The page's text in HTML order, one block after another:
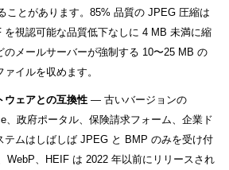
ことがあります。85% 品質の JPEG 圧縮は
を視認可能な品質低下なしに 4 MB 未満に縮
のメールサーバーが強制する 10〜25 MB の
イルを収めます。
ウェアとの互換性 — 古いバージョンの
、政府ポータル、保険請求フォーム、企業ド
テムはしばしば JPEG と BMP のみを受け付
WebP、HEIF は 2022 年以前にリリースされ